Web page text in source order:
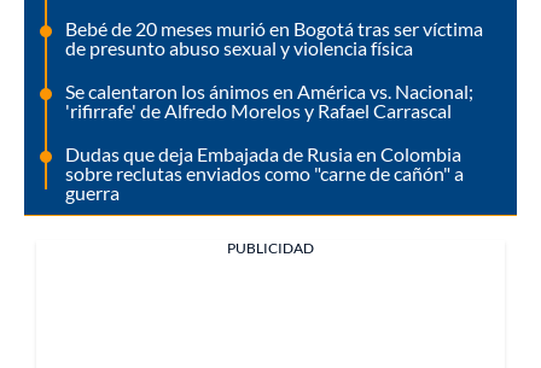
Bebé de 20 meses murió en Bogotá tras ser víctima
de presunto abuso sexual y violencia física
Se calentaron los ánimos en América vs. Nacional;
'rifirrafe' de Alfredo Morelos y Rafael Carrascal
Dudas que deja Embajada de Rusia en Colombia
sobre reclutas enviados como "carne de cañón" a
guerra
PUBLICIDAD